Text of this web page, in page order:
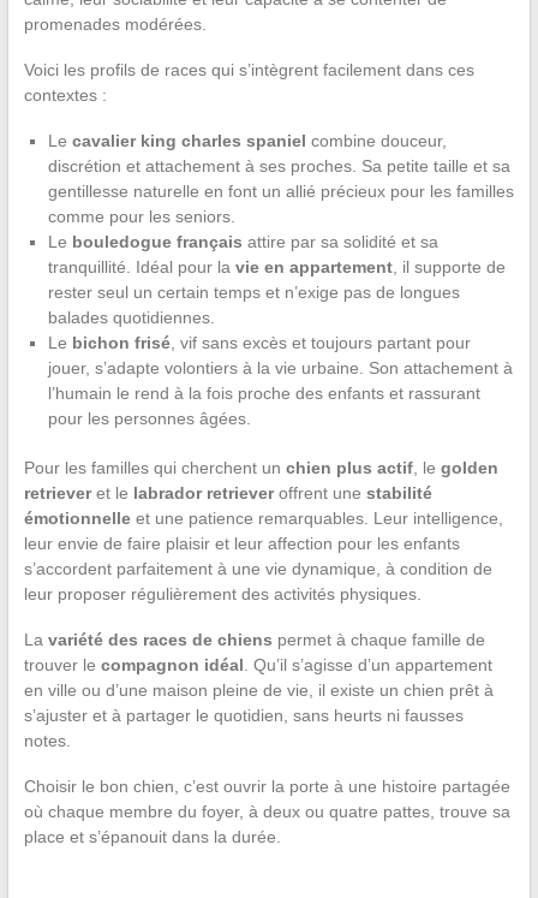
promenades modérées.
Voici les profils de races qui s’intègrent facilement dans ces
contextes :
Le cavalier king charles spaniel combine douceur,
discrétion et attachement à ses proches. Sa petite taille et sa
gentillesse naturelle en font un allié précieux pour les familles
comme pour les seniors.
Le bouledogue français attire par sa solidité et sa
tranquillité. Idéal pour la vie en appartement, il supporte de
rester seul un certain temps et n’exige pas de longues
balades quotidiennes.
Le bichon frisé, vif sans excès et toujours partant pour
jouer, s’adapte volontiers à la vie urbaine. Son attachement à
l’humain le rend à la fois proche des enfants et rassurant
pour les personnes âgées.
Pour les familles qui cherchent un chien plus actif, le golden
retrieveret le labrador retrieveroffrent une stabilité
émotionnelleet une patience remarquables. Leur intelligence,
leur envie de faire plaisir et leur affection pour les enfants
s’accordent parfaitement à une vie dynamique, à condition de
leur proposer régulièrement des activités physiques.
La variété des races de chiens permet à chaque famille de
trouver le compagnon idéal . Qu’il s’agisse d’un appartement
en ville ou d’une maison pleine de vie, il existe un chien prêt à
s’ajuster et à partager le quotidien, sans heurts ni fausses
notes.
Choisir le bon chien, c’est ouvrir la porte à une histoire partagée
où chaque membre du foyer, à deux ou quatre pattes, trouve sa
place et s’épanouit dans la durée.